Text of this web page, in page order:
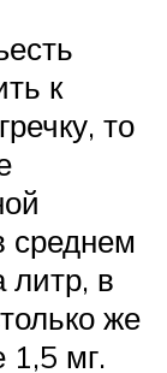
к
то
среднем
литр, в
же
1,5 мг.